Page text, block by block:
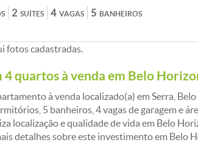
SUÍTES
2 VAGAS
4 BANHEIROS
5
fotos cadastradas.
quartos à venda em Belo
à venda localizado(a) em Serra,
5 banheiros, 4 vagas de garagem e
localização e qualidade de vida em Belo
detalhes sobre este investimento em Belo